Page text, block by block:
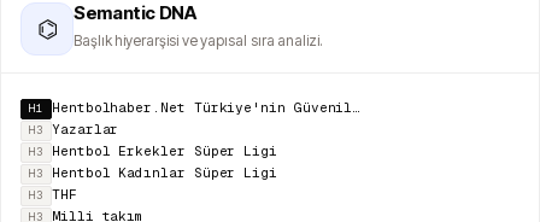
⌬
Semantic DNA
Başlık hiyerarşisi ve yapısal sıra analizi.
H1 Hentbolhaber.Net Türkiye'nin Güvenilir Güncel Hentbol Haber Sitesi ve Bilgi Kaynağı
H3 Yazarlar
H3 Hentbol Erkekler Süper Ligi
H3 Hentbol Kadınlar Süper Ligi
H3 THF
H3 Milli takım